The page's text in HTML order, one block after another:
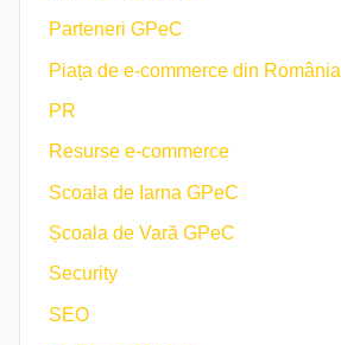
Parteneri GPeC
Piața de e-commerce din România
PR
Resurse e-commerce
Scoala de Iarna GPeC
Școala de Vară GPeC
Security
SEO